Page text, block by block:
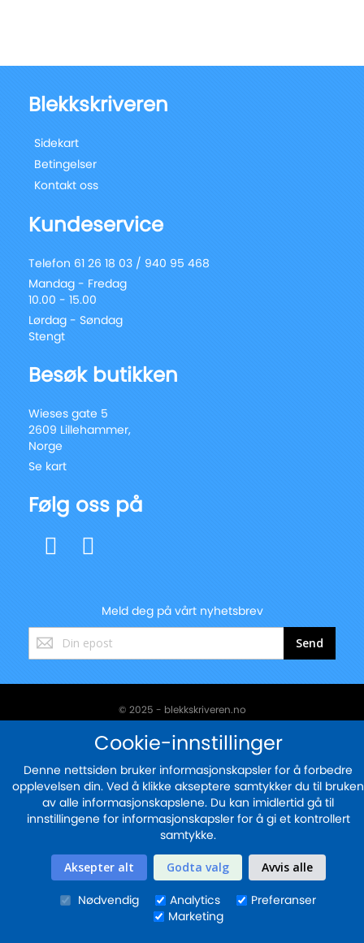
Blekkskriveren
Sidekart
Betingelser
Kontakt oss
Kundeservice
Telefon 61 26 18 03 / 940 95 468
Mandag - Fredag
10.00 - 15.00
Lørdag - Søndag
Stengt
Besøk butikken
Wieses gate 5
2609 Lillehammer,
Norge
Se kart
Følg oss på
Meld deg på vårt nyhetsbrev
Registrer
deg
vårt
Send
© 2025 - blekkskriveren.no
Sikker betaling medCookie-innstillinger
Denne nettsiden bruker informasjonskapsler for å forbedre
opplevelsen din. Ved å klikke akseptere samtykker du til bruken
av alle informasjonskapslene. Du kan imidlertid gå til
innstillingene for informasjonskapsler for å gi et kontrollert
samtykke.
Aksepter alt Godta valg Avvis alle
Nødvendig Analytics
Preferanser
Marketing